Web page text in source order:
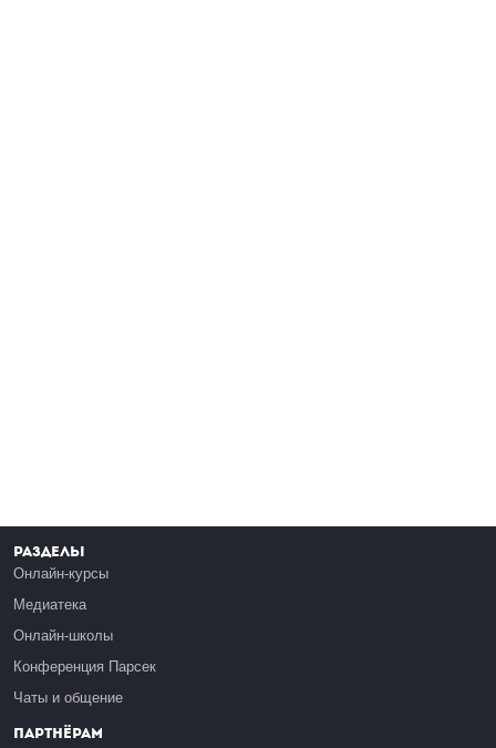
Разделы
Онлайн-курсы
Медиатека
Онлайн-школы
Конференция Парсек
Чаты и общение
Партнёрам